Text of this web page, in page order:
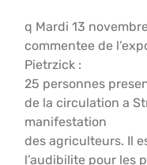
q Mardi 13
commentee de
Pietrzick :
25 personnes
de la circulation a
manifestation
des agriculteurs. Il
l’audibilite pour les